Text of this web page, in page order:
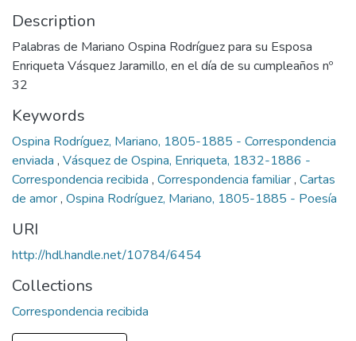
Description
Palabras de Mariano Ospina Rodríguez para su Esposa
Enriqueta Vásquez Jaramillo, en el día de su cumpleaños nº
32
Keywords
Ospina Rodríguez, Mariano, 1805-1885 - Correspondencia
enviada , Vásquez de Ospina, Enriqueta, 1832-1886 -
Correspondencia recibida , Correspondencia familiar, Cartas
de amor, Ospina Rodríguez, Mariano, 1805-1885 - Poesía
URI
http://hdl.handle.net/10784/6454
Collections
Correspondencia recibida